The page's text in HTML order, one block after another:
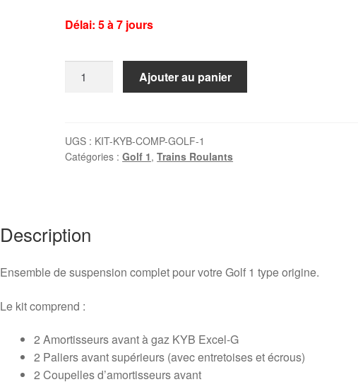
Délai: 5 à 7 jours
complet
Golf
(avec
amortisseurs
Ajouter au panier
UGS : KIT-KYB-COMP-GOLF-1
Catégories :Golf 1,Trains Roulants
Description
Ensemble de suspension complet pour votre Golf 1 type origine.
Le kit comprend :
2 Amortisseurs avant à gaz KYB Excel-G
2 Paliers avant supérieurs (avec entretoises et écrous)
2 Coupelles d’amortisseurs avant